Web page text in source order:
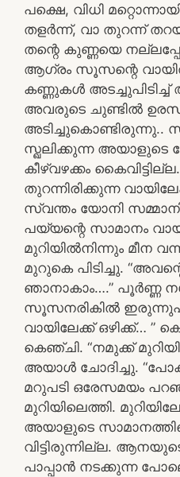
പക്ഷെ, വിധി
തളർന്ന്, വാ തുറന്ന്
തന്റെ കുണ്ണയെ
ആഗ്രം സൂസന്റെ വായിൽ
കണ്ണുകൾ അടച്ചുപിടിച്ച്
അവരുടെ ചുണ്ടിൽ
അടിച്ചുകൊണ്ടിരുന്നു..
സ്ഖലിക്കുന്ന അയാളുടെ
കീഴ്വഴക്കം
തുറന്നിരിക്കുന്ന
സ്വന്തം യോനി
പയ്യന്റെ സാമാനം
മുറിയിൽനിന്നും മീന
മുറുകെ പിടിച്ചു.
ഞാനാകാം….” പൂർണ്ണ
സൂസനരികിൽ
വായിലേക്ക് ഒഴിക്ക്… ”
കെഞ്ചി. “നമുക്ക്
അയാൾ ചോദിച്ചു.
മറുപടി ഒരേസമയം
മുറിയിലെത്തി.
അയാളുടെ
വിട്ടിരുന്നില്ല.
പാപ്പാൻ നടക്കുന്ന